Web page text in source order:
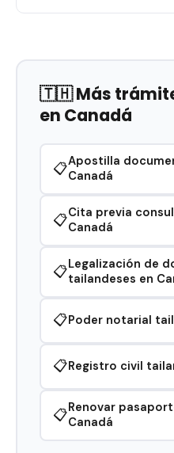
🇹🇭 Más
en Canadá
📋Apostilla
Canadá
📋Cita previa
Canadá
📋Legalización de
tailandeses en
📋Poder notarial
📋Registro civil
📋Renovar
Canadá